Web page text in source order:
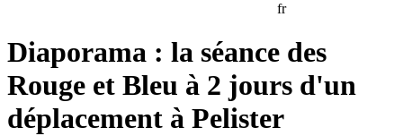
fr
Diaporama : la séance des
Rouge et Bleu à 2 jours d'un
déplacement à Pelister